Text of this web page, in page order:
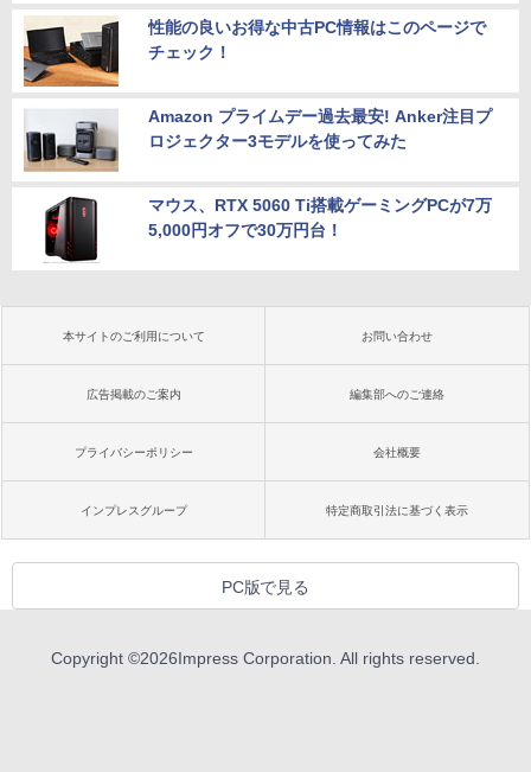
性能の良いお得な中古PC情報はこのページで
チェック！
Amazon プライムデー過去最安! Anker注目プ
ロジェクター3モデルを使ってみた
マウス、RTX 5060 Ti搭載ゲーミングPCが7万
5,000円オフで30万円台！
本サイトのご利用について お問い合わせ
広告掲載のご案内 編集部へのご連絡
プライバシーポリシー 会社概要
インプレスグループ 特定商取引法に基づく表示
PC版で見る
Copyright ©2026Impress Corporation. All rights reserved.